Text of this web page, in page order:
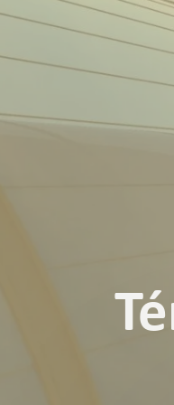
Panneau de gestion des